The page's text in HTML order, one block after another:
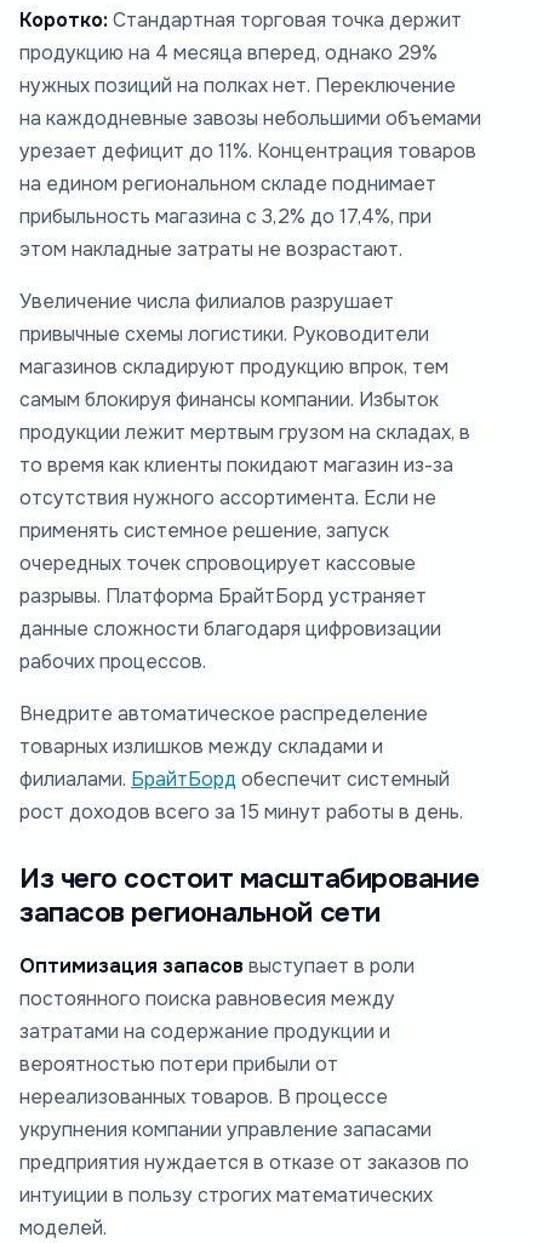
Коротко: Стандартная торговая точка держит
продукцию на 4 месяца вперед, однако 29%
нужных позиций на полках нет. Переключение
на каждодневные завозы небольшими объемами
урезает дефицит до 11%. Концентрация товаров
на едином региональном складе поднимает
прибыльность магазина с 3,2% до 17,4%, при
этом накладные затраты не возрастают.
Увеличение числа филиалов разрушает
привычные схемы логистики. Руководители
магазинов складируют продукцию впрок, тем
самым блокируя финансы компании. Избыток
продукции лежит мертвым грузом на складах, в
то время как клиенты покидают магазин из-за
отсутствия нужного ассортимента. Если не
применять системное решение, запуск
очередных точек спровоцирует кассовые
разрывы. Платформа БрайтБорд устраняет
данные сложности благодаря цифровизации
рабочих процессов.
Внедрите автоматическое распределение
товарных излишков между складами и
филиалами. БрайтБорд обеспечит системный
рост доходов всего за 15 минут работы в день.
Из чего состоит масштабирование
запасов региональной сети
Оптимизация запасов выступает в роли
постоянного поиска равновесия между
затратами на содержание продукции и
вероятностью потери прибыли от
нереализованных товаров. В процессе
укрупнения компании управление запасами
предприятия нуждается в отказе от заказов по
интуиции в пользу строгих математических
моделей.